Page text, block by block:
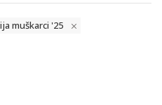
muškarci '25